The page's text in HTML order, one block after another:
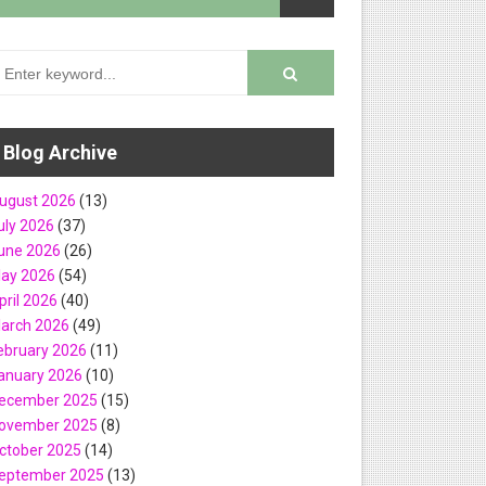
உள்ளிட்ட பல்வேறு பதவிகளுக்கு வேலை வாய்ப்பு..!
வாய்ப்பு..!
அறிவிப்பு
Blog Archive
2026 (13)
2026 (37)
2026 (26)
2026 (54)
2026 (40)
2026 (49)
2026 (11)
2026 (10)
2025 (15)
2025 (8)
2025 (14)
2025 (13)